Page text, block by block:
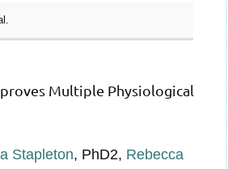
Multiple Physiological
Stapleton, PhD2, Rebecca